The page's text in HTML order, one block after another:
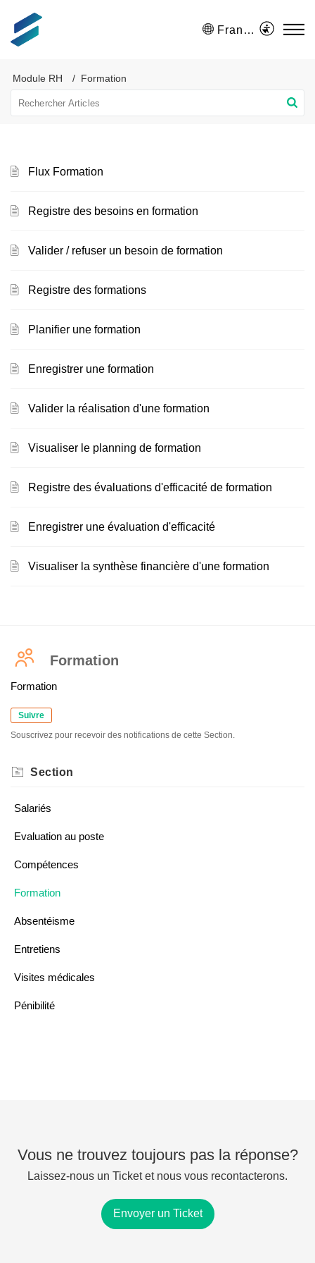
Français (France)
Module RH Formation
Flux Formation
Registre des besoins en formation
Valider / refuser un besoin de formation
Registre des formations
Planifier une formation
Enregistrer une formation
Valider la réalisation d'une formation
Visualiser le planning de formation
Registre des évaluations d'efficacité de formation
Enregistrer une évaluation d'efficacité
Visualiser la synthèse financière d'une formation
Formation
Formation
Suivre
Souscrivez pour recevoir des notifications de cette Section.
Section
Salariés
Evaluation au poste
Compétences
Formation
Absentéisme
Entretiens
Visites médicales
Pénibilité
Vous ne trouvez toujours pas la réponse?
Laissez-nous un Ticket et nous vous recontacterons.
Envoyer un Ticket